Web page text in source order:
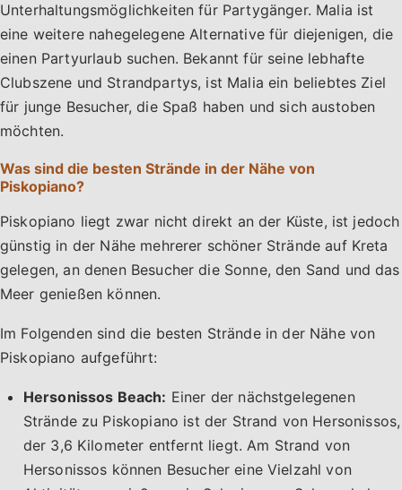
Unterhaltungsmöglichkeiten für Partygänger. Malia ist
eine weitere nahegelegene Alternative für diejenigen, die
einen Partyurlaub suchen. Bekannt für seine lebhafte
Clubszene und Strandpartys, ist Malia ein beliebtes Ziel
für junge Besucher, die Spaß haben und sich austoben
möchten.
Was sind die besten Strände in der Nähe von
Piskopiano?
Piskopiano liegt zwar nicht direkt an der Küste, ist jedoch
günstig in der Nähe mehrerer schöner Strände auf Kreta
gelegen, an denen Besucher die Sonne, den Sand und das
Meer genießen können.
Im Folgenden sind die besten Strände in der Nähe von
Piskopiano aufgeführt:
Hersonissos Beach: Einer der nächstgelegenen
Strände zu Piskopiano ist der Strand von Hersonissos,
der 3,6 Kilometer entfernt liegt. Am Strand von
Hersonissos können Besucher eine Vielzahl von